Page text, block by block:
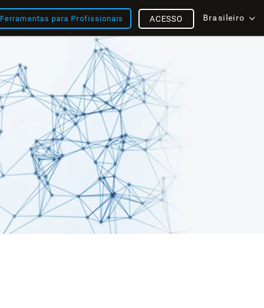
Ferramentas para Profissionais Brasileiro
ACESSO